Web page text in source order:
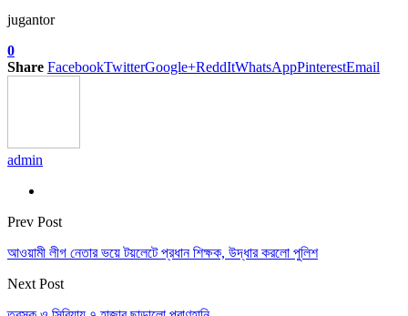
jugantor
0
Share FacebookTwitterGoogle+ReddItWhatsAppPinterestEmail
admin
Prev Post
আওয়ামী লীগ নেতার ভয়ে টয়লেটে প্রধান শিক্ষক, উদ্ধার করলো পুলিশ
Next Post